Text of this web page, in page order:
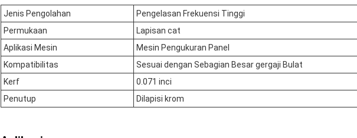
Jenis Pengolahan
Pengelasan Frekuensi Tinggi
Permukaan
Lapisan cat
Aplikasi Mesin
Mesin Pengukuran Panel
Kompatibilitas
Sesuai dengan Sebagian Besar gergaji Bulat
Kerf
0.071 inci
Penutup
Dilapisi krom